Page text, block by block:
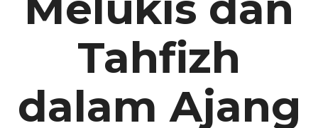
Tahfizh
dalam Ajang